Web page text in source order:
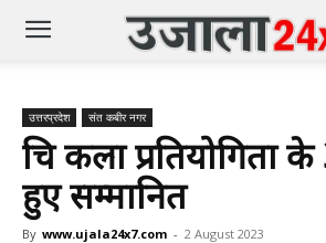
उत्तरप्रदेश संत कबीर नगर
चित्र कला प्रतियोगिता
हुए सम्मानित
By www.ujala24x7.com - 2 August 2023